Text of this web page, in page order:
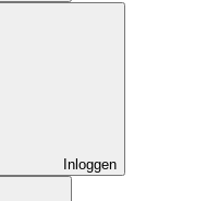
Inloggen